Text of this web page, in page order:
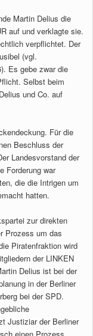
Martin Delius die
auf und verklagte sie.
verpflichtet. Der
(vgl.
Es gebe zwar die
Selbst beim
und Co. auf
Für die
Beschluss der
Landesvorstand der
Forderung war
die die Intrigen um
hatten.
zur direkten
Prozess um das
Piratenfraktion wird
der LINKEN
Delius ist bei der
in der Berliner
bei der SPD.
Justiziar der Berliner